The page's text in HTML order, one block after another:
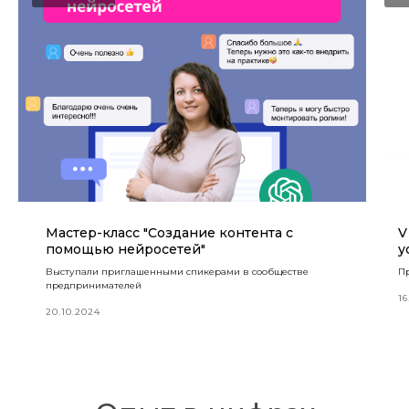
Мастер-класс "Создание контента с
помощью нейросетей"
Выступали приглашенными спикерами в сообществе
предпринимателей
20.10.2024